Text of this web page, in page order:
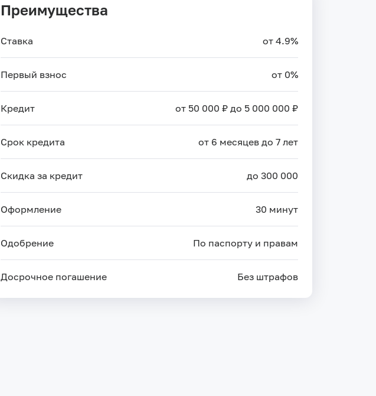
Преимущества
Ставка от 4.9%
Первый взнос от 0%
Кредит от 50 000 ₽ до 5 000 000 ₽
Срок кредита от 6 месяцев до 7 лет
Скидка за кредит до 300 000
Оформление 30 минут
Одобрение По паспорту и правам
Досрочное погашение Без штрафов